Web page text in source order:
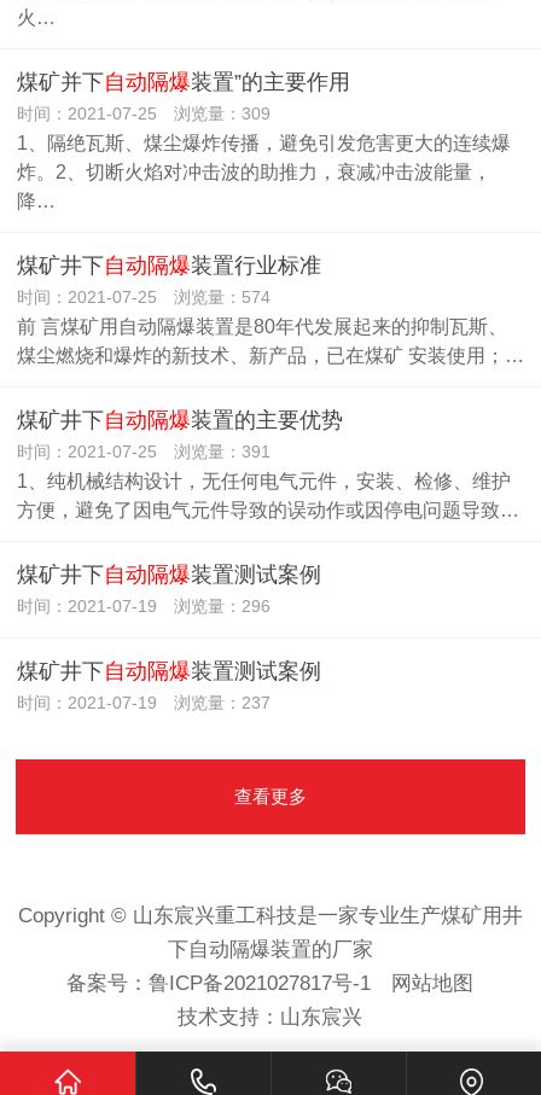
火…
煤矿并下自动隔爆装置”的主要作用
时间：2021-07-25 浏览量：309
1、隔绝瓦斯、煤尘爆炸传播，避免引发危害更大的连续爆
炸。2、切断火焰对冲击波的助推力，衰减冲击波能量，
降…
煤矿井下自动隔爆装置行业标准
时间：2021-07-25 浏览量：574
前 言煤矿用自动隔爆装置是80年代发展起来的抑制瓦斯、
煤尘燃烧和爆炸的新技术、新产品，已在煤矿 安装使用；…
煤矿井下自动隔爆装置的主要优势
时间：2021-07-25 浏览量：391
1、纯机械结构设计，无任何电气元件，安装、检修、维护
方便，避免了因电气元件导致的误动作或因停电问题导致…
煤矿井下自动隔爆装置测试案例
时间：2021-07-19 浏览量：296
煤矿井下自动隔爆装置测试案例
时间：2021-07-19 浏览量：237
查看更多
Copyright © 山东宸兴重工科技是一家专业生产煤矿用井
下自动隔爆装置的厂家
备案号：鲁ICP备2021027817号-1
网站地图
技术支持： 山东宸兴